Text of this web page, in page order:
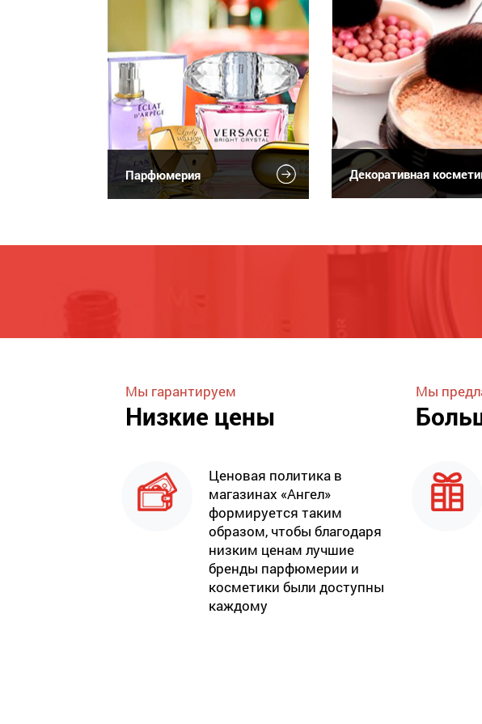
Парфюмерия Декоративная
Мы гарантируем
Низкие цены
Ценовая политика в
магазинах «Ангел»
формируется таким
образом, чтобы благодаря
низким ценам лучшие
бренды парфюмерии и
косметики были доступны
каждому
Мы